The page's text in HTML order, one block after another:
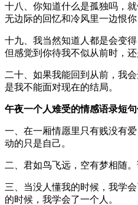
十八、你知道什么是孤独吗，
无边际的回忆和冷风里一边恨你
十九、我当然知道人都是会变
但感觉到你待我不似从前时，
二十、如果我能回到从前，我
是我不能面对现在的结局。
午夜一个人难受的情感语录短
一、在一厢情愿里只有贱没有
动的只是自己。
二、君如鸟飞远，空有梦相随
三、当没人懂我的时候，我学
的时候，我学会了一个人。